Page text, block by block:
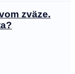
zväze.